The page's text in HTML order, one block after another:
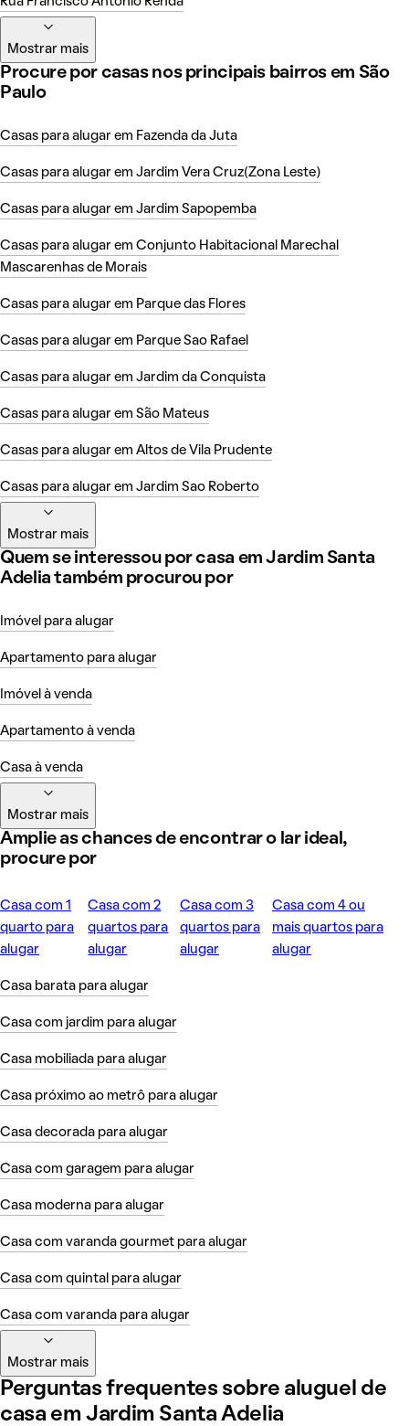
Mostrar mais
Procure por casas nos principais bairros em São
Paulo
Casas para alugar em Fazenda da Juta
Casas para alugar em Jardim Vera Cruz(Zona Leste)
Casas para alugar em Jardim Sapopemba
Casas para alugar em Conjunto Habitacional Marechal
Mascarenhas de Morais
Casas para alugar em Parque das Flores
Casas para alugar em Parque Sao Rafael
Casas para alugar em Jardim da Conquista
Casas para alugar em São Mateus
Casas para alugar em Altos de Vila Prudente
Casas para alugar em Jardim Sao Roberto
Mostrar mais
Quem se interessou por casa em Jardim Santa
Adelia também procurou por
Imóvel para alugar
Apartamento para alugar
Imóvel à venda
Apartamento à venda
Casa à venda
Mostrar mais
Amplie as chances de encontrar o lar ideal,
procure por
Casa com 1
quarto para
alugar
Casa com 2
quartos para
alugar
Casa com 3
quartos para
alugar
Casa com 4 ou
mais quartos para
alugar
Casa barata para alugar
Casa com jardim para alugar
Casa mobiliada para alugar
Casa próximo ao metrô para alugar
Casa decorada para alugar
Casa com garagem para alugar
Casa moderna para alugar
Casa com varanda gourmet para alugar
Casa com quintal para alugar
Casa com varanda para alugar
Mostrar mais
Perguntas frequentes sobre aluguel de
casa em Jardim Santa Adelia